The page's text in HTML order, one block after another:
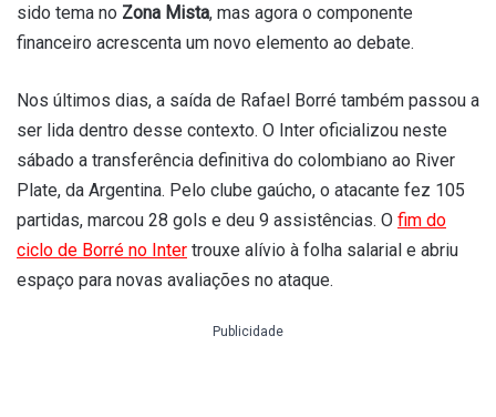
sido tema no Zona Mista, mas agora o componente
financeiro acrescenta um novo elemento ao debate.
Nos últimos dias, a saída de Rafael Borré também passou a
ser lida dentro desse contexto. O Inter oficializou neste
sábado a transferência definitiva do colombiano ao River
Plate, da Argentina. Pelo clube gaúcho, o atacante fez 105
partidas, marcou 28 gols e deu 9 assistências. O fim do
ciclo de Borré no Inter trouxe alívio à folha salarial e abriu
espaço para novas avaliações no ataque.
Publicidade